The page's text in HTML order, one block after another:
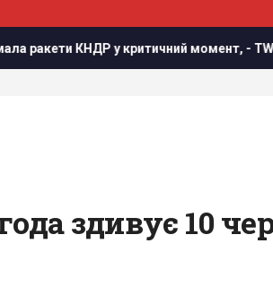
момент, - TWZ КНДР
здивує 10